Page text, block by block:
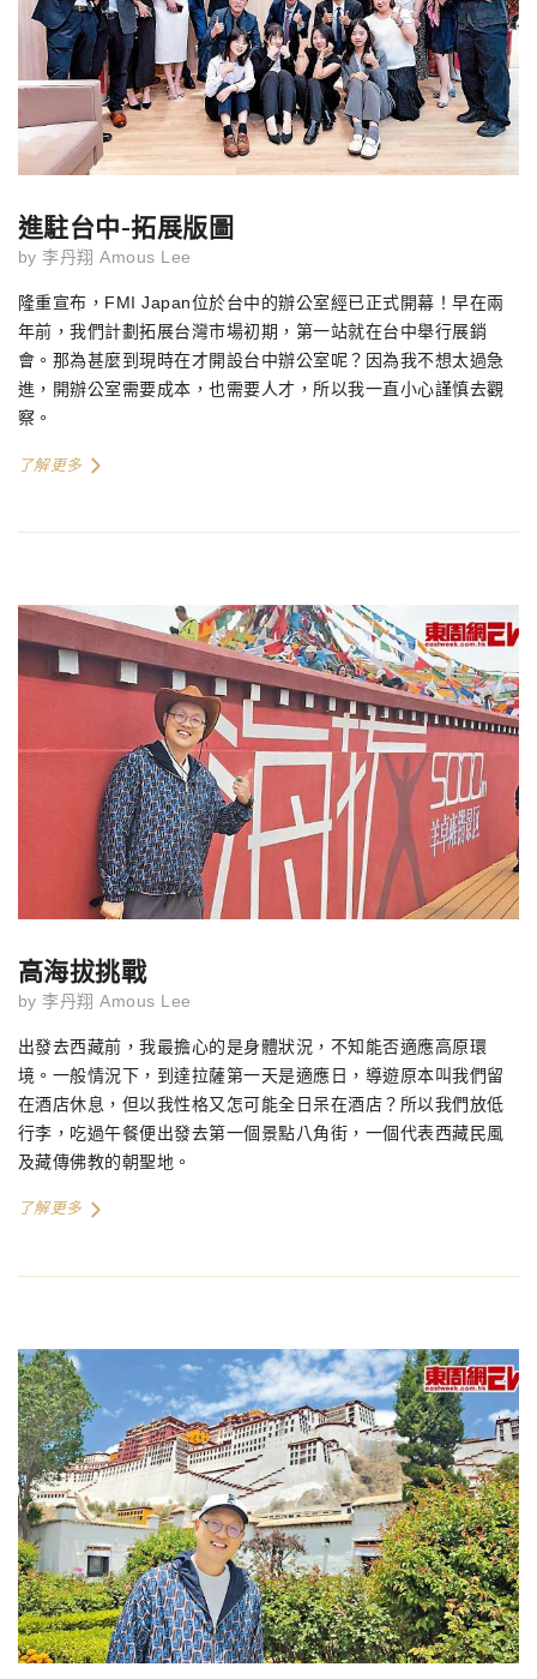
進駐台中-拓展版圖
by 李丹翔 Amous Lee
隆重宣布，FMI Japan位於台中的辦公室經已正式開幕！早在兩
年前，我們計劃拓展台灣市場初期，第一站就在台中舉行展銷
會。那為甚麼到現時在才開設台中辦公室呢？因為我不想太過急
進，開辦公室需要成本，也需要人才，所以我一直小心謹慎去觀
察。
了解更多
高海拔挑戰
by 李丹翔 Amous Lee
出發去西藏前，我最擔心的是身體狀況，不知能否適應高原環
境。一般情況下，到達拉薩第一天是適應日，導遊原本叫我們留
在酒店休息，但以我性格又怎可能全日呆在酒店？所以我們放低
行李，吃過午餐便出發去第一個景點八角街，一個代表西藏民風
及藏傳佛教的朝聖地。
了解更多